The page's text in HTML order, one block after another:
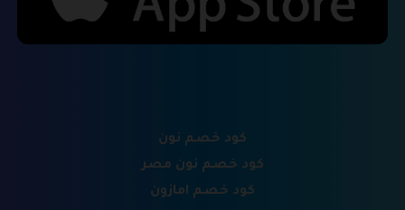
كود خصم نون
كود خصم نون مصر
كود خصم امازون